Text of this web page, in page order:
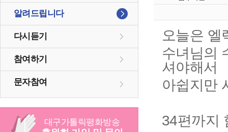
알려드립니다
다시듣기
참여하기
문자참여
대구가톨릭평화방송
오늘은
수녀님의
셔야해서
아쉽지만
34편까지